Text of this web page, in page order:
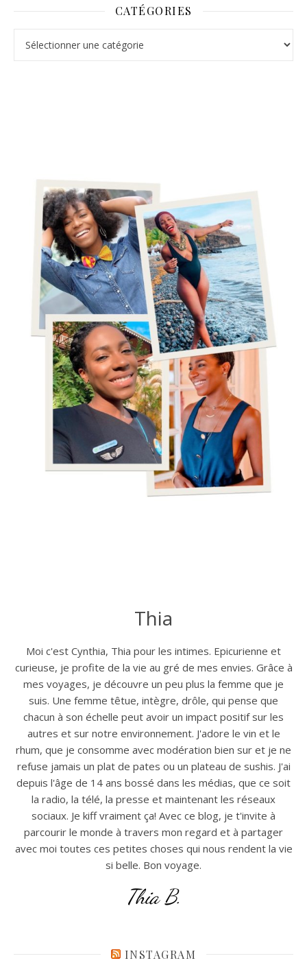
CATÉGORIES
Thia
Moi c'est Cynthia, Thia pour les intimes. Epicurienne et
curieuse, je profite de la vie au gré de mes envies. Grâce à
mes voyages, je découvre un peu plus la femme que je
suis. Une femme têtue, intègre, drôle, qui pense que
chacun à son échelle peut avoir un impact positif sur les
autres et sur notre environnement. J'adore le vin et le
rhum, que je consomme avec modération bien sur et je ne
refuse jamais un plat de pates ou un plateau de sushis. J'ai
depuis l'âge de 14 ans bossé dans les médias, que ce soit
la radio, la télé, la presse et maintenant les réseaux
sociaux. Je kiff vraiment ça! Avec ce blog, je t'invite à
parcourir le monde à travers mon regard et à partager
avec moi toutes ces petites choses qui nous rendent la vie
si belle. Bon voyage.
Thia B.
INSTAGRAM